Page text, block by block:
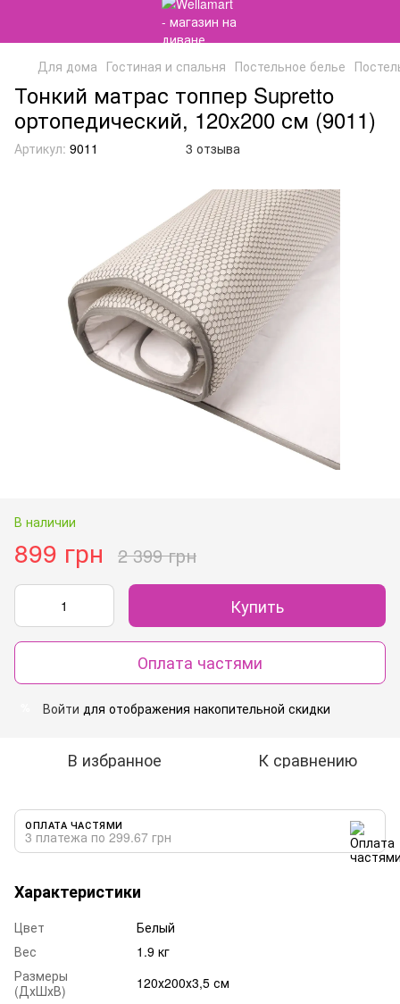
Для дома Гостиная и спальня Постельное белье
Тонкий матрас топпер Supretto
ортопедический, 120x200 см (9011)
Артикул: 9011 3 отзыва
В наличии
899 грн 2 399 грн
Купить
Оплата частями
Войти для отображения накопительной скидки
В избранное К сравнению
ОПЛАТА ЧАСТЯМИ
3 платежа по 299.67 грн
Характеристики
Цвет
Белый
Вес
1.9 кг
Размеры
(ДхШхВ)
120х200х3,5 см